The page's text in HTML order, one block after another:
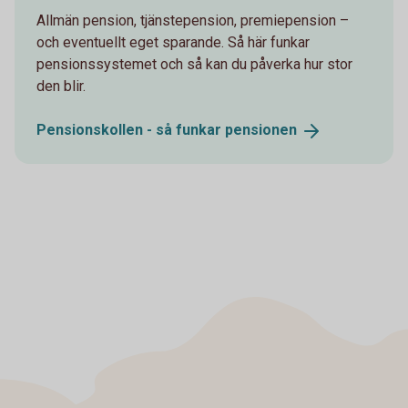
Allmän pension, tjänstepension, premiepension –
och eventuellt eget sparande. Så här funkar
pensionssystemet och så kan du påverka hur stor
den blir.
Pensionskollen - så funkar pensionen